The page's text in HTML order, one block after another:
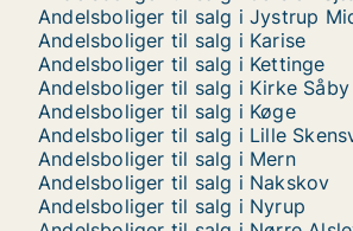
Andelsboliger til salg i Jystrup
Andelsboliger til salg i Karise
Andelsboliger til salg i Kettinge
Andelsboliger til salg i Kirke Såby
Andelsboliger til salg i Køge
Andelsboliger til salg i Lille
Andelsboliger til salg i Mern
Andelsboliger til salg i Nakskov
Andelsboliger til salg i Nyrup